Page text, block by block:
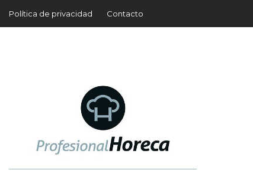
Política de privacidad Contacto